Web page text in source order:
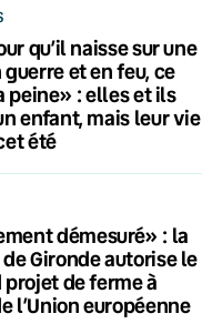
qu’il naisse sur une
et en feu, ce
peine» : elles et ils
enfant, mais leur vie
été
démesuré» : la
Gironde autorise le
de ferme à
l’Union européenne